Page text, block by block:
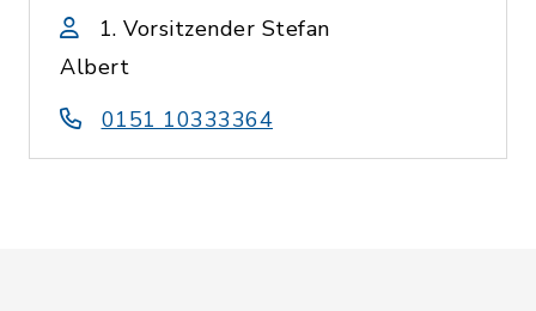
1. Vorsitzender Stefan
Albert
0151 10333364